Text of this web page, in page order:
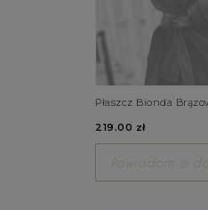
Płaszcz Bionda
219.00 zł
Powiadom o